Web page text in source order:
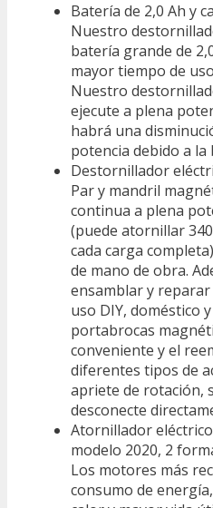
Batería de 2,0 Ah y
Nuestro
batería grande de
mayor tiempo de
Nuestro
ejecute a plena
habrá una
potencia debido a la
Destornillador
Par y mandril
continua a plena
(puede atornillar
cada carga
de mano de obra.
ensamblar y
uso DIY, doméstico
portabrocas
conveniente y el
diferentes tipos de
apriete de rotación,
desconecte
Atornillador
modelo 2020, 2
Los motores más
consumo de